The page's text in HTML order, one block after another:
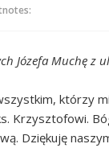
Józefa Muchę z
którzy
Krzysztofowi.
Dziękuję